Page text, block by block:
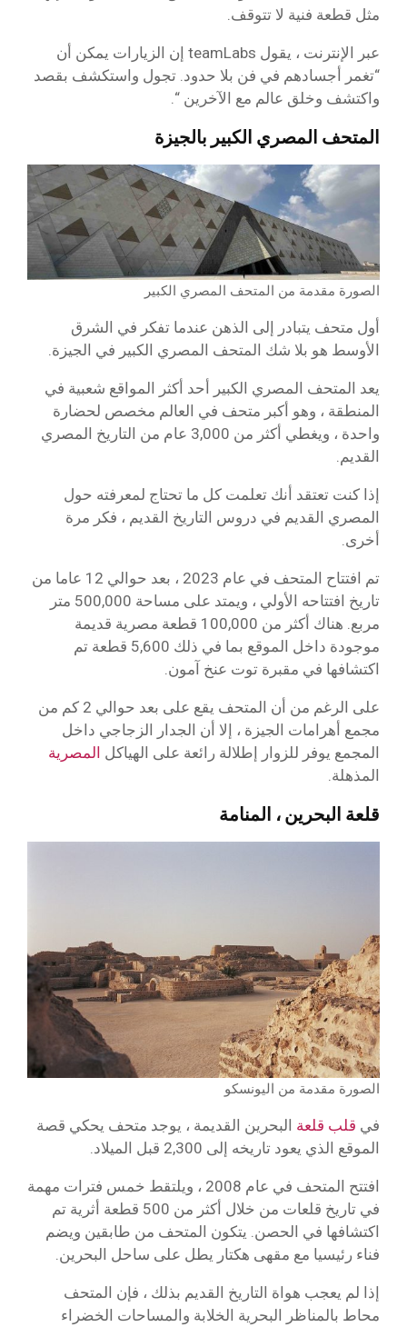
مثل قطعة فنية لا تتوقف.
عبر الإنترنت ، يقول teamLabs إن الزيارات يمكن أن
“تغمر أجسادهم في فن بلا حدود. تجول واستكشف بقصد
واكتشف وخلق عالم مع الآخرين “.
المتحف المصري الكبير بالجيزة
الصورة مقدمة من المتحف المصري الكبير
أول متحف يتبادر إلى الذهن عندما تفكر في الشرق
الأوسط هو بلا شك المتحف المصري الكبير في الجيزة.
يعد المتحف المصري الكبير أحد أكثر المواقع شعبية في
المنطقة ، وهو أكبر متحف في العالم مخصص لحضارة
واحدة ، ويغطي أكثر من 3,000 عام من التاريخ المصري
القديم.
إذا كنت تعتقد أنك تعلمت كل ما تحتاج لمعرفته حول
المصري القديم في دروس التاريخ القديم ، فكر مرة
أخرى.
تم افتتاح المتحف في عام 2023 ، بعد حوالي 12 عاما من
تاريخ افتتاحه الأولي ، ويمتد على مساحة 500,000 متر
مربع. هناك أكثر من 100,000 قطعة مصرية قديمة
موجودة داخل الموقع بما في ذلك 5,600 قطعة تم
اكتشافها في مقبرة توت عنخ آمون.
على الرغم من أن المتحف يقع على بعد حوالي 2 كم من
مجمع أهرامات الجيزة ، إلا أن الجدار الزجاجي داخل
المجمع يوفر للزوار إطلالة رائعة على الهياكل المصرية
المذهلة.
قلعة البحرين ، المنامة
الصورة مقدمة من اليونسكو
في قلب قلعة البحرين القديمة ، يوجد متحف يحكي قصة
الموقع الذي يعود تاريخه إلى 2,300 قبل الميلاد.
افتتح المتحف في عام 2008 ، ويلتقط خمس فترات مهمة
في تاريخ قلعات من خلال أكثر من 500 قطعة أثرية تم
اكتشافها في الحصن. يتكون المتحف من طابقين ويضم
فناء رئيسيا مع مقهى هكتار يطل على ساحل البحرين.
إذا لم يعجب هواة التاريخ القديم بذلك ، فإن المتحف
محاط بالمناظر البحرية الخلابة والمساحات الخضراء